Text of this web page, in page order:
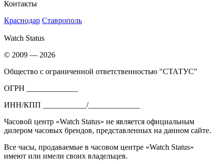
Контакты
Краснодар Ставрополь
Watch Status
© 2009 — 2026
Общество с ограниченной ответственностью "СТАТУС"
ОГРН _____________
ИНН/КПП ___________/_____________
Часовой центр «Watch Status» не является официальным
дилером часовых брендов, представленных на данном сайте.
Все часы, продаваемые в часовом центре «Watch Status»
имеют или имели своих владельцев.